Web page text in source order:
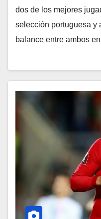
dos de los mejores
selección portuguesa y
balance entre ambos